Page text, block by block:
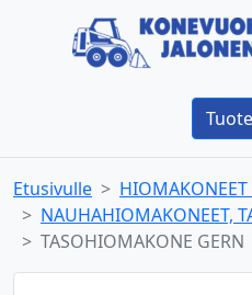
Etusivulle
HIOMAKONEET
NAUHAHIOMAKONEET,
TASOHIOMAKONE GERN